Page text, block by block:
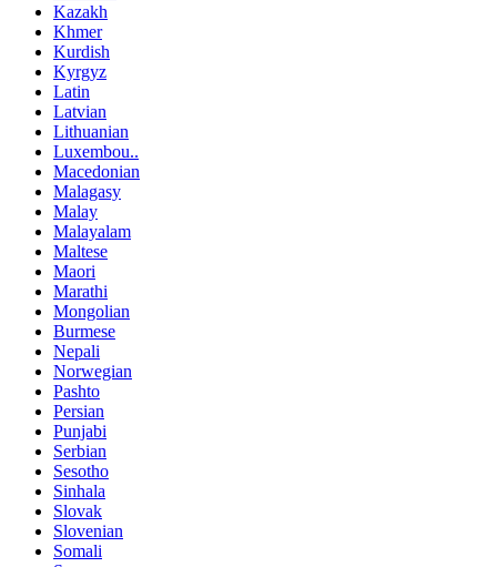
Kazakh
Khmer
Kurdish
Kyrgyz
Latin
Latvian
Lithuanian
Luxembou..
Macedonian
Malagasy
Malay
Malayalam
Maltese
Maori
Marathi
Mongolian
Burmese
Nepali
Norwegian
Pashto
Persian
Punjabi
Serbian
Sesotho
Sinhala
Slovak
Slovenian
Somali